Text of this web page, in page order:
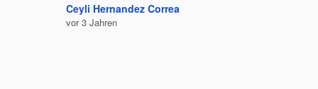
Ceyli Hernandez Correa
vor 3 Jahren